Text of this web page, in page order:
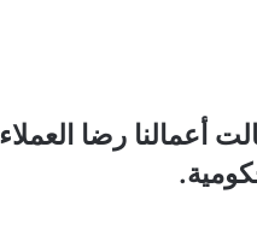
أعمالنا رضا